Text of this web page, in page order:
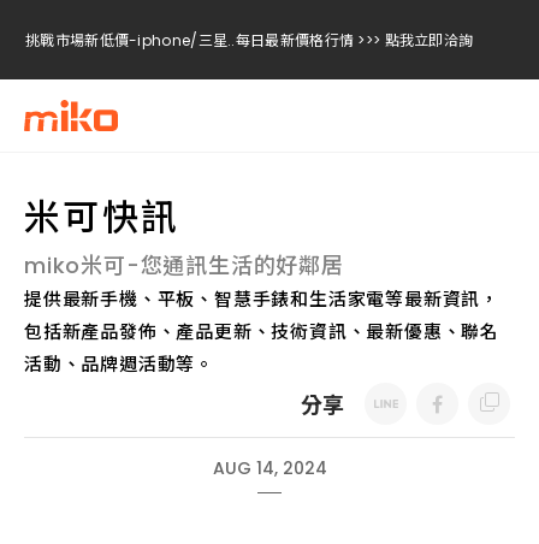
挑戰市場新低價-iphone/三星..每日最新價格行情 >>> 點我立即洽詢
米可快訊
miko米可-您通訊生活的好鄰居
提供最新手機、平板、智慧手錶和生活家電等最新資訊，
包括新產品發佈、產品更新、技術資訊、最新優惠、聯名
活動、品牌週活動等。
分享
AUG 14, 2024